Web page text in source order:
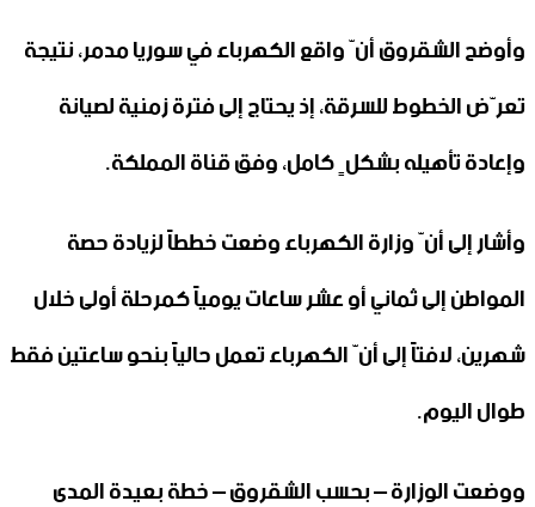
وأوضح الشقروق أنّ واقع الكهرباء في سوريا مدمر، نتيجة
تعرّض الخطوط للسرقة، إذ يحتاج إلى فترة زمنية لصيانة
وإعادة تأهيله بشكلٍ كامل، وفق قناة المملكة.
وأشار إلى أنّ وزارة الكهرباء وضعت خططاً لزيادة حصة
المواطن إلى ثماني أو عشر ساعات يومياً كمرحلة أولى خلال
شهرين، لافتاً إلى أنّ الكهرباء تعمل حالياً بنحو ساعتين فقط
طوال اليوم.
ووضعت الوزارة – بحسب الشقروق – خطة بعيدة المدى